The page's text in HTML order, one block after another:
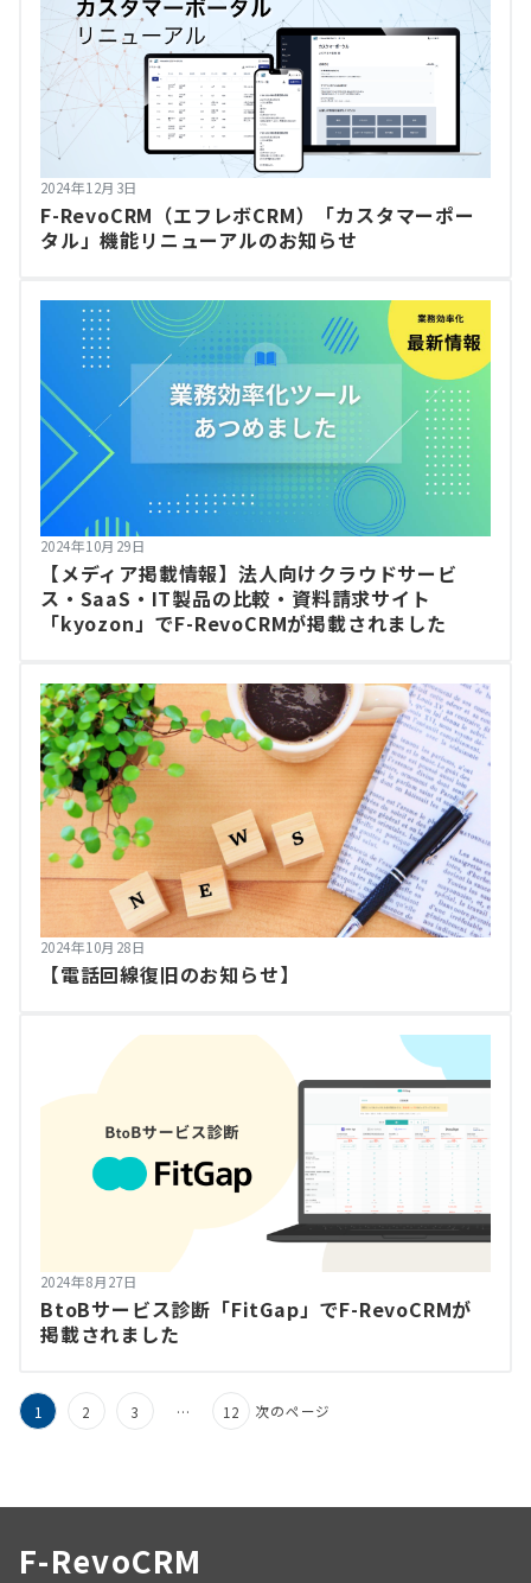
2024年12月3日
F-RevoCRM（エフレボCRM）「カスタマーポー
タル」機能リニューアルのお知らせ
2024年10月29日
【メディア掲載情報】法人向けクラウドサービ
ス・SaaS・IT製品の比較・資料請求サイト
「kyozon」でF-RevoCRMが掲載されました
2024年10月28日
【電話回線復旧のお知らせ】
2024年8月27日
BtoBサービス診断「FitGap」でF-RevoCRMが
掲載されました
1 2 3 … 12 次のページ
F-RevoCRM